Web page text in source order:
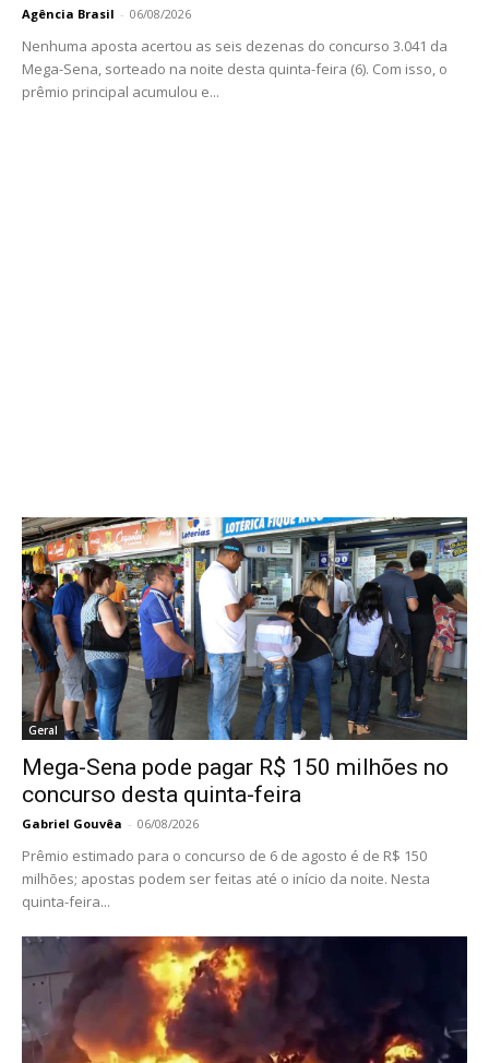
Agência Brasil - 06/08/2026
Nenhuma aposta acertou as seis dezenas do concurso 3.041 da
Mega-Sena, sorteado na noite desta quinta-feira (6). Com isso, o
prêmio principal acumulou e...
Geral
Mega-Sena pode pagar R$ 150 milhões no
concurso desta quinta-feira
Gabriel Gouvêa - 06/08/2026
Prêmio estimado para o concurso de 6 de agosto é de R$ 150
milhões; apostas podem ser feitas até o início da noite. Nesta
quinta-feira...